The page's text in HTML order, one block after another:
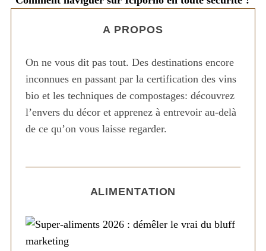
A PROPOS
On ne vous dit pas tout. Des destinations encore
inconnues en passant par la certification des vins
bio et les techniques de compostages: découvrez
l’envers du décor et apprenez à entrevoir au-delà
de ce qu’on vous laisse regarder.
ALIMENTATION